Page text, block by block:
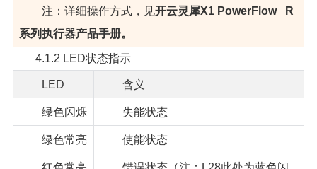
注：详细操作方式，见开云灵犀X1 PowerFlow R
系列执行器产品手册。
4.1.2 LED状态指示
LED 含义
绿色闪烁 失能状态
绿色常亮 使能状态